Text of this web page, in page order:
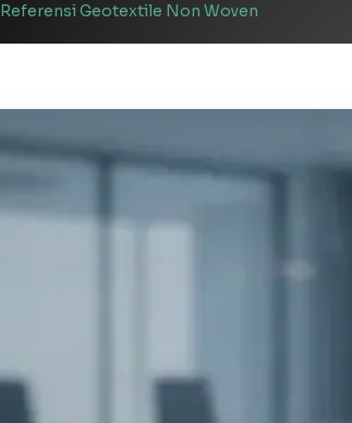
Referensi Geotextile Non Woven